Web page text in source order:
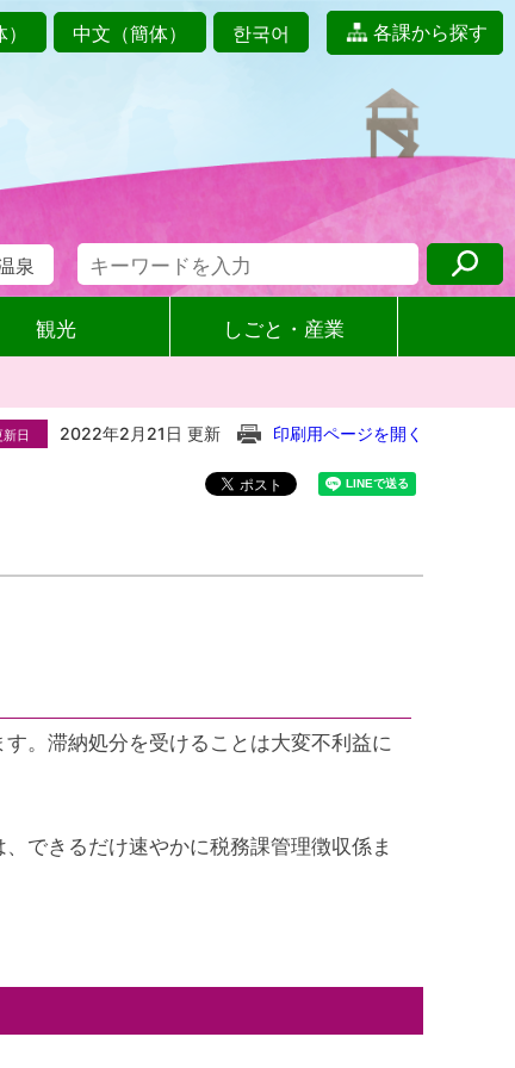
中文（簡体） 한국어 各課から探す
泉
観光 しごと・産業
新日 2022年2月21日 更新 印刷用ページを開く
。滞納処分を受けることは大変不利益に
できるだけ速やかに税務課管理徴収係ま